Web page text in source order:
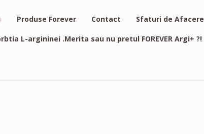
Produse Forever Contact Sfaturi de Afacere
L-argininei .Merita sau nu pretul FOREVER Argi+ ?!